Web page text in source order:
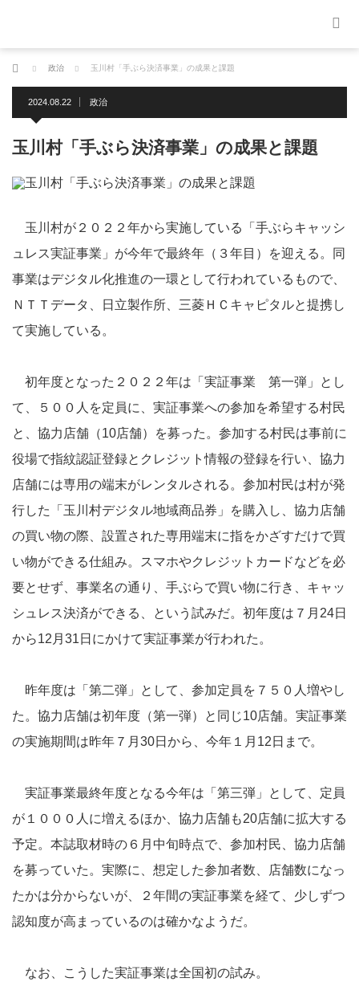
ホーム 政治 玉川村「手ぶら決済事業」の成果と課題
2024.08.22 政治
玉川村「手ぶら決済事業」の成果と課題
玉川村が２０２２年から実施している「手ぶらキャッシ
ュレス実証事業」が今年で最終年（３年目）を迎える。同
事業はデジタル化推進の一環として行われているもので、
ＮＴＴデータ、日立製作所、三菱ＨＣキャピタルと提携し
て実施している。
初年度となった２０２２年は「実証事業 第一弾」とし
て、５００人を定員に、実証事業への参加を希望する村民
と、協力店舗（10店舗）を募った。参加する村民は事前に
役場で指紋認証登録とクレジット情報の登録を行い、協力
店舗には専用の端末がレンタルされる。参加村民は村が発
行した「玉川村デジタル地域商品券」を購入し、協力店舗
の買い物の際、設置された専用端末に指をかざすだけで買
い物ができる仕組み。スマホやクレジットカードなどを必
要とせず、事業名の通り、手ぶらで買い物に行き、キャッ
シュレス決済ができる、という試みだ。初年度は７月24日
から12月31日にかけて実証事業が行われた。
昨年度は「第二弾」として、参加定員を７５０人増やし
た。協力店舗は初年度（第一弾）と同じ10店舗。実証事業
の実施期間は昨年７月30日から、今年１月12日まで。
実証事業最終年度となる今年は「第三弾」として、定員
が１０００人に増えるほか、協力店舗も20店舗に拡大する
予定。本誌取材時の６月中旬時点で、参加村民、協力店舗
を募っていた。実際に、想定した参加者数、店舗数になっ
たかは分からないが、２年間の実証事業を経て、少しずつ
認知度が高まっているのは確かなようだ。
なお、こうした実証事業は全国初の試み。